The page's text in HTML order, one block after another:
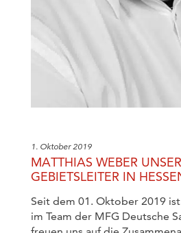
1. Oktober 2019
MATTHIAS WEBER
GEBIETSLEITER IN
Seit dem 01. Oktober 2019
im Team der MFG Deutsche